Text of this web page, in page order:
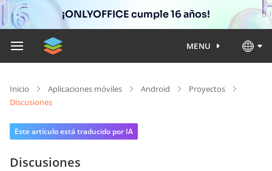
¡ONLYOFFICE cumple 16 años!
MENU
Inicio Aplicaciones móviles Android
Proyectos
Discusiones
Este artículo está traducido por IA
Discusiones